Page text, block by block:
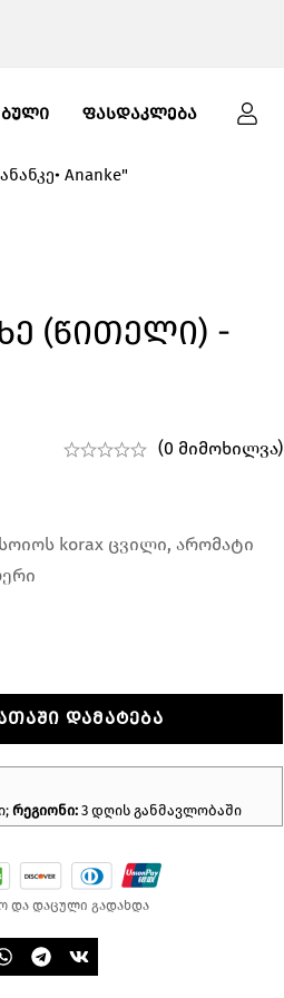
ᲤᲐᲡᲓᲐᲙᲚᲔᲑᲐ
Ananke"
(წითელი) -
(0 მიმოხილვა)
korax ცვილი, არომატი
ᲓᲐᲛᲐᲢᲔᲑᲐ
რეგიონი: 3 დღის განმავლობაში
და დაცული გადახდა